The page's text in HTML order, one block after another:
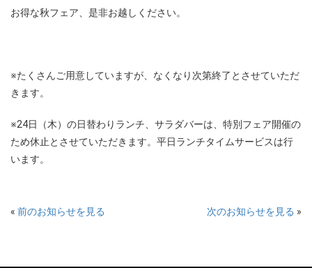
お得な秋フェア、是非お越しください。
※たくさんご用意していますが、なくなり次第終了とさせていただ
きます。
※24日（木）の日替わりランチ、サラダバーは、特別フェア開催の
ため休止とさせていただきます。平日ランチタイムサービスは行
います。
« 前のお知らせを見る 次のお知らせを見る »